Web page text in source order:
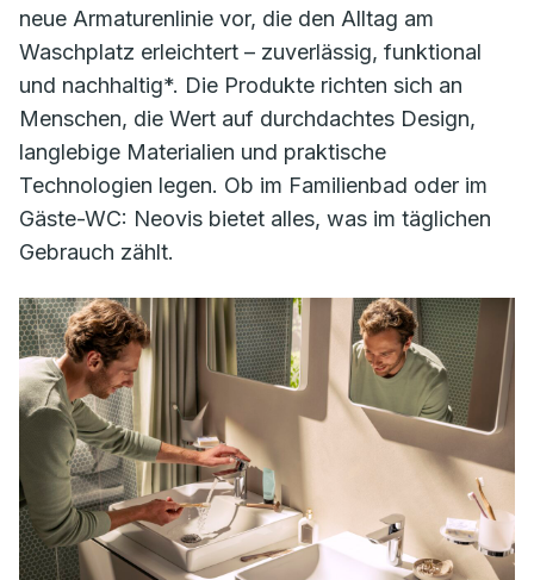
neue Armaturenlinie vor, die den Alltag am
Waschplatz erleichtert – zuverlässig, funktional
und nachhaltig*. Die Produkte richten sich an
Menschen, die Wert auf durchdachtes Design,
langlebige Materialien und praktische
Technologien legen. Ob im Familienbad oder im
Gäste-WC: Neovis bietet alles, was im täglichen
Gebrauch zählt.